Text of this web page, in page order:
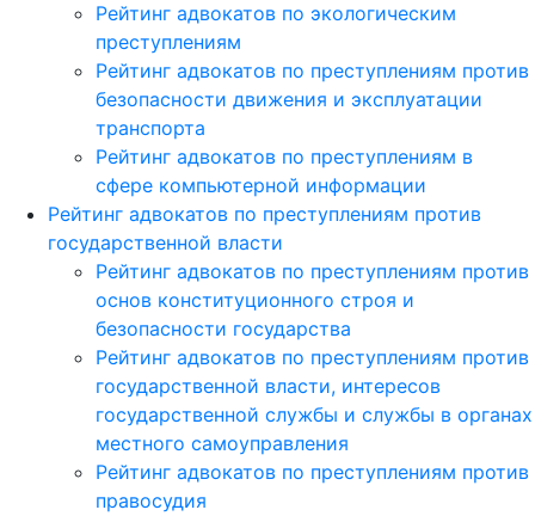
Рейтинг адвокатов по экологическим
преступлениям
Рейтинг адвокатов по преступлениям против
безопасности движения и эксплуатации
транспорта
Рейтинг адвокатов по преступлениям в
сфере компьютерной информации
Рейтинг адвокатов по преступлениям против
государственной власти
Рейтинг адвокатов по преступлениям против
основ конституционного строя и
безопасности государства
Рейтинг адвокатов по преступлениям против
государственной власти, интересов
государственной службы и службы в органах
местного самоуправления
Рейтинг адвокатов по преступлениям против
правосудия